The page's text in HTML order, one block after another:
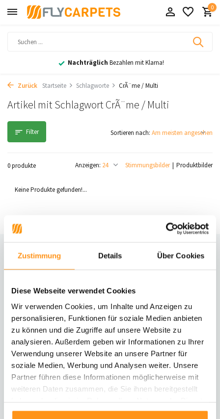
Zustimmung Details Über Cookies
Diese Webseite verwendet Cookies
Wir verwenden Cookies, um Inhalte und Anzeigen zu
personalisieren, Funktionen für soziale Medien anbieten
zu können und die Zugriffe auf unsere Website zu
analysieren. Außerdem geben wir Informationen zu Ihrer
Verwendung unserer Website an unsere Partner für
soziale Medien, Werbung und Analysen weiter. Unsere
Partner führen diese Informationen möglicherweise mit
weiteren Daten zusammen, die Sie ihnen bereitgestellt
gesammelt haben.
0
Nachträglich Bezahlen mit Klarna!
Zurück Startseite Schlagworte CrÃ¨me / Multi
Artikel mit Schlagwort CrÃ¨me / Multi
Filter
0 produkte Stimmungsbilder Produktbilder
Anzeigen:
Sortieren nach:
Keine Produkte gefunden!...
Informationen zur Rücksendung
Direkt chatten
Mit einem Mitarbeiter chatten
E-Mail senden
vragen@flycarpets.nl